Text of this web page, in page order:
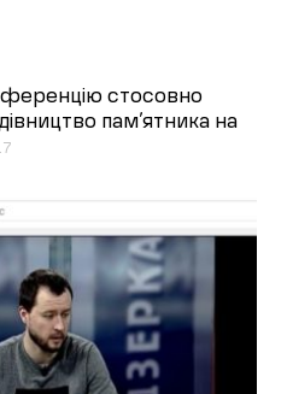
стосовно
пам’ятника на